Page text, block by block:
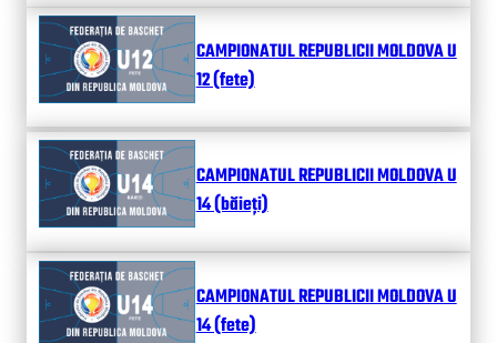
CAMPIONATUL REPUBLICII MOLDOVA U
12 (fete)
CAMPIONATUL REPUBLICII MOLDOVA U
14 (băieți)
CAMPIONATUL REPUBLICII MOLDOVA U
14 (fete)